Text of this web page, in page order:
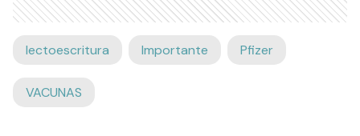
lectoescritura Importante Pfizer
VACUNAS